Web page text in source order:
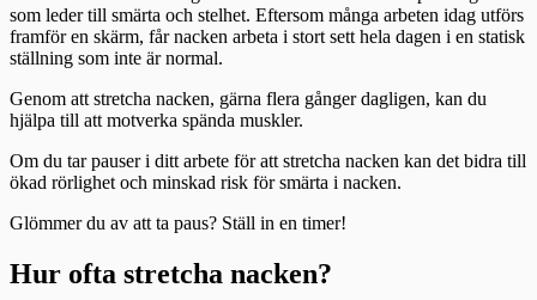
som leder till smärta och stelhet. Eftersom många arbeten idag utförs
framför en skärm, får nacken arbeta i stort sett hela dagen i en statisk
ställning som inte är normal.
Genom att stretcha nacken, gärna flera gånger dagligen, kan du
hjälpa till att motverka spända muskler.
Om du tar pauser i ditt arbete för att stretcha nacken kan det bidra till
ökad rörlighet och minskad risk för smärta i nacken.
Glömmer du av att ta paus? Ställ in en timer!
Hur ofta stretcha nacken?